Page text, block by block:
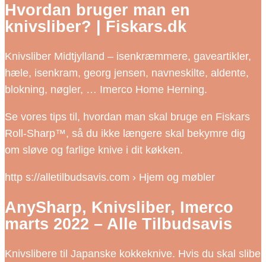
Hvordan bruger man en
knivsliber? | Fiskars.dk
Knivsliber Midtjylland – isenkræmmere, gaveartikler,
hæle, isenkram, georg jensen, navneskilte, aldente,
blokning, nøgler, … Imerco Home Herning.
Se vores tips til, hvordan man skal bruge en Fiskars
Roll-Sharp™, så du ikke længere skal bekymre dig
om sløve og farlige knive i dit køkken.
http s://alletilbudsavis.com › Hjem og møbler
AnySharp, Knivsliber, Imerco
marts 2022 – Alle Tilbudsavis
Knivslibere til Japanske kokkeknive. Hvis du skal slibe